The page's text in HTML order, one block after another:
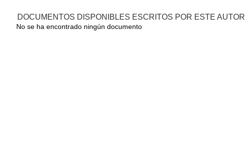
DOCUMENTOS DISPONIBLES ESCRITOS POR ESTE AUTOR
No se ha encontrado ningún documento